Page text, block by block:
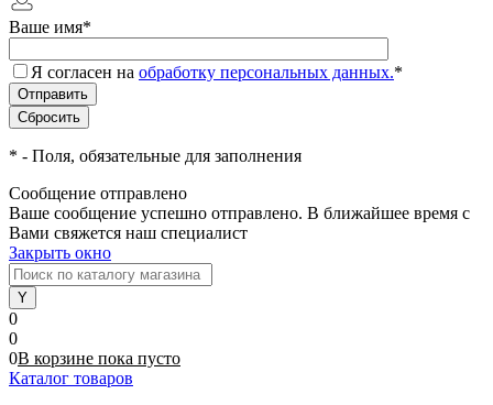
Ваше имя*
Я согласен на обработку персональных данных.*
* - Поля, обязательные для заполнения
Сообщение отправлено
Ваше сообщение успешно отправлено. В ближайшее время с
Вами свяжется наш специалист
Закрыть окно
0
0
0В корзине пока пусто
Каталог товаров